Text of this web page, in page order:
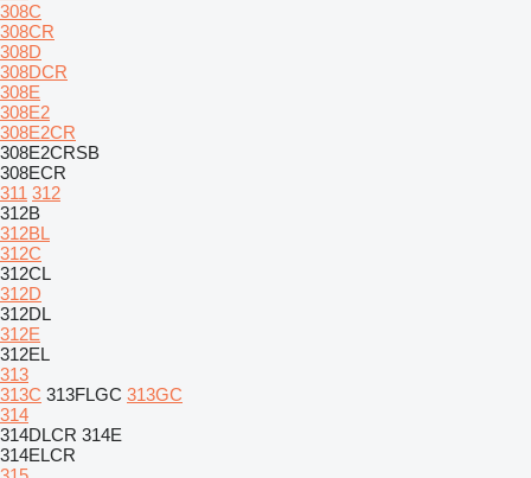
308C
308CR
308D
308DCR
308E
308E2
308E2CR
308E2CRSB
308ECR
311 312
312B
312BL
312C
312CL
312D
312DL
312E
312EL
313
313C 313FLGC 313GC
314
314DLCR 314E
314ELCR